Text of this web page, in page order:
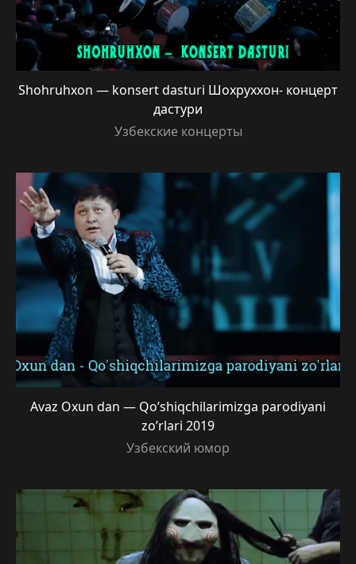
Shohruhxon — konsert dasturi Шохруххон- концерт
дастури
Узбекские концерты
Avaz Oxun dan — Qo’shiqchilarimizga parodiyani
zo’rlari 2019
Узбекский юмор